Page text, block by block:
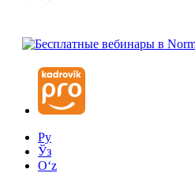
Ру
Ўз
Oʻz